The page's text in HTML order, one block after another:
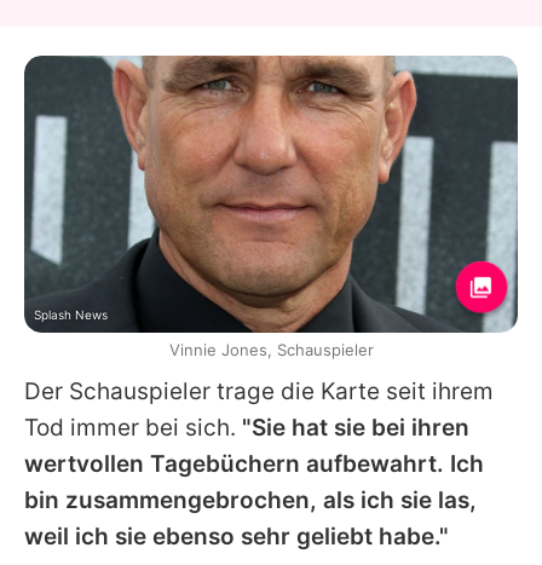
Der Schauspieler trage die Karte seit ihrem
Tod immer bei sich. "Sie hat sie bei ihren
wertvollen Tagebüchern aufbewahrt. Ich
bin zusammengebrochen, als ich sie las,
weil ich sie ebenso sehr geliebt habe."
Splash News
Vinnie Jones, Schauspieler